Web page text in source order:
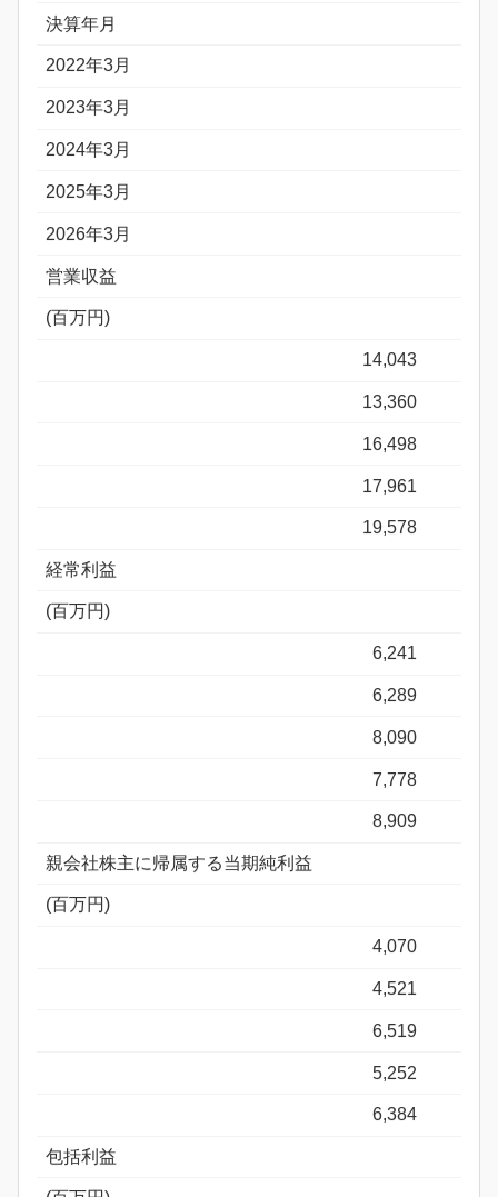
決算年月
2022年3月
2023年3月
2024年3月
2025年3月
2026年3月
営業収益
(百万円)
14,043
13,360
16,498
17,961
19,578
経常利益
(百万円)
6,241
6,289
8,090
7,778
8,909
親会社株主に帰属する当期純利益
(百万円)
4,070
4,521
6,519
5,252
6,384
包括利益